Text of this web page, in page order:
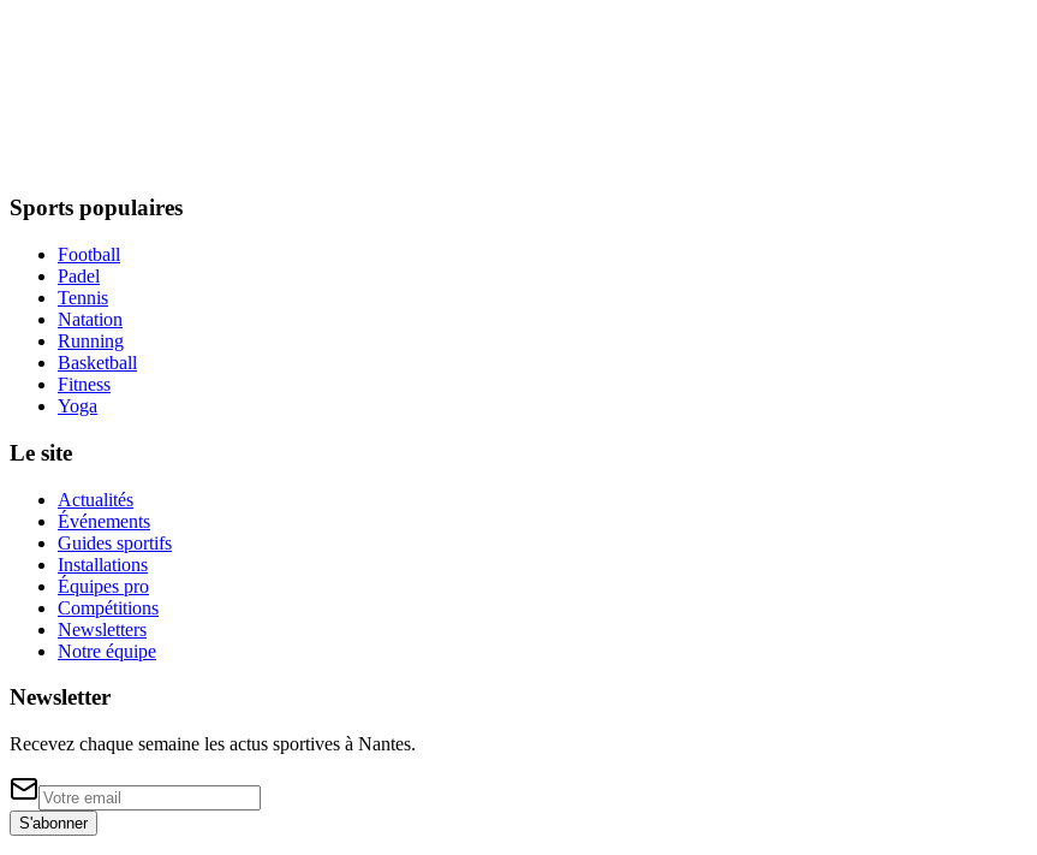
Sports populaires
Football
Padel
Tennis
Natation
Running
Basketball
Fitness
Yoga
Le site
Actualités
Événements
Guides sportifs
Installations
Équipes pro
Compétitions
Newsletters
Notre équipe
Newsletter
Recevez chaque semaine les actus sportives à Nantes.
S'abonner